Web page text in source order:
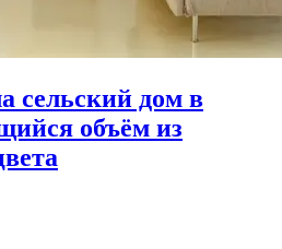
сельский дом в
объём из